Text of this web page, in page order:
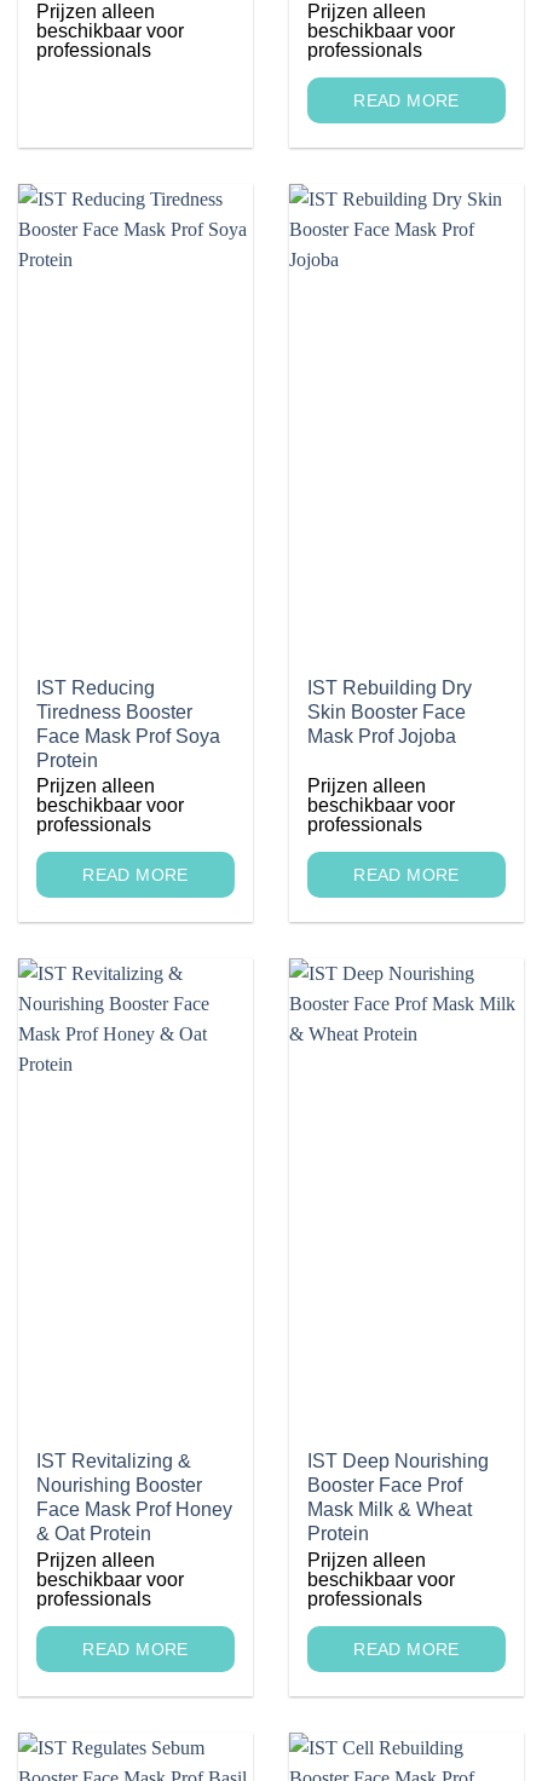
Prijzen alleen
beschikbaar voor
professionals
Prijzen alleen
beschikbaar voor
professionals
READ MORE
IST Reducing
Tiredness Booster
Face Mask Prof Soya
Protein
Prijzen alleen
beschikbaar voor
professionals
READ MORE
IST Rebuilding Dry
Skin Booster Face
Mask Prof Jojoba
Prijzen alleen
beschikbaar voor
professionals
READ MORE
IST Revitalizing &
Nourishing Booster
Face Mask Prof Honey
& Oat Protein
Prijzen alleen
beschikbaar voor
professionals
READ MORE
IST Deep Nourishing
Booster Face Prof
Mask Milk & Wheat
Protein
Prijzen alleen
beschikbaar voor
professionals
READ MORE